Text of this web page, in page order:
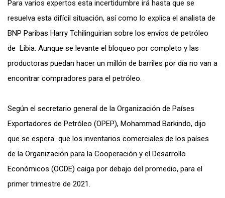
Para varios expertos esta incertidumbre irá hasta que se
resuelva esta difícil situación, así como lo explica el analista de
BNP Paribas Harry Tchilinguirian sobre los envíos de petróleo
de Libia. Aunque se levante el bloqueo por completo y las
productoras puedan hacer un millón de barriles por día no van a
encontrar compradores para el petróleo.
Según el secretario general de la Organización de Países
Exportadores de Petróleo (OPEP), Mohammad Barkindo, dijo
que se espera que los inventarios comerciales de los países
de la Organización para la Cooperación y el Desarrollo
Económicos (OCDE) caiga por debajo del promedio, para el
primer trimestre de 2021.